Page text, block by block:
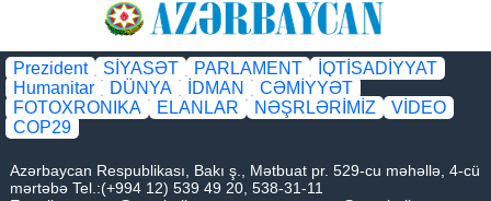
Prezident SİYASƏT PARLAMENT
İQTİSADİYYAT
Humanitar
DÜNYA İDMAN
CƏMİYYƏT
FOTOXRONIKA
ELANLAR NƏŞRLƏRİMİZ
VİDEO
COP29
Azərbaycan Respublikası, Bakı ş., Mətbuat pr. 529-cu məhəllə, 4-cü
mərtəbə Tel.:(+994 12) 539 49 20, 538-31-11